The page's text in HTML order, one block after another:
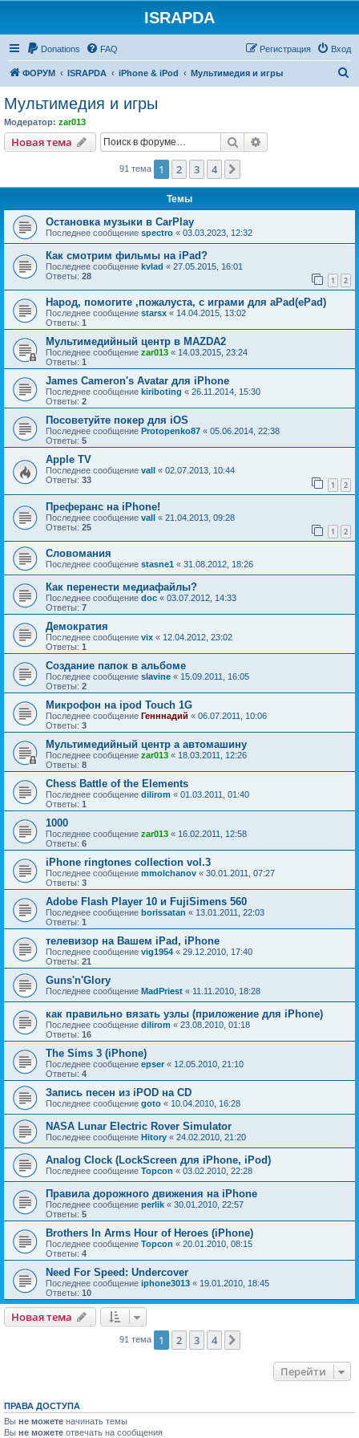
ISRAPDA
Donations FAQ Вход
Регистрация
ФОРУМ ISRAPDA iPhone & iPod Мультимедия и игры
Мультимедия и игры
Модератор: zar013
Новая тема
Новаятема Поиск
91 тема 1 2 3 4
Темы
Остановка музыки в CarPlay
Последнее сообщение spectro « 03.03.2023, 12:32
Как смотрим фильмы на iPad?
Последнее сообщение kvlad « 27.05.2015, 16:01
Ответы: 28 1 2
Народ, помогите ,пожалуста, с играми для aPad(ePad)
Последнее сообщение starsx « 14.04.2015, 13:02
Ответы: 1
Мультимедийный центр в MAZDA2
Последнее сообщение zar013 « 14.03.2015, 23:24
Ответы: 1
James Cameron's Avatar для iPhone
Последнее сообщение kiriboting « 26.11.2014, 15:30
Ответы: 2
Посоветуйте покер для iOS
Последнее сообщение Protopenko87 « 05.06.2014, 22:38
Ответы: 5
Apple TV
Последнее сообщение vall « 02.07.2013, 10:44
Ответы: 33 1 2
Преферанс на iPhone!
Последнее сообщение vall « 21.04.2013, 09:28
Ответы: 25 1 2
Словомания
Последнее сообщение stasne1 « 31.08.2012, 18:26
Как перенести медиафайлы?
Последнее сообщение doc « 03.07.2012, 14:33
Ответы: 7
Демократия
Последнее сообщение vix « 12.04.2012, 23:02
Ответы: 1
Создание папок в альбоме
Последнее сообщение slavine « 15.09.2011, 16:05
Ответы: 2
Микрофон на ipod Touch 1G
Последнее сообщение Генннадий « 06.07.2011, 10:06
Ответы: 3
Мультимедийный центр а автомашину
Последнее сообщение zar013 « 18.03.2011, 12:26
Ответы: 8
Chess Battle of the Elements
Последнее сообщение dilirom « 01.03.2011, 01:40
Ответы: 1
1000
Последнее сообщение zar013 « 16.02.2011, 12:58
Ответы: 6
iPhone ringtones collection vol.3
Последнее сообщение mmolchanov « 30.01.2011, 07:27
Ответы: 3
Adobe Flash Player 10 и FujiSimens 560
Последнее сообщение borissatan « 13.01.2011, 22:03
Ответы: 1
телевизор на Вашем iPad, iPhone
Последнее сообщение vig1954 « 29.12.2010, 17:40
Ответы: 21
Guns'n'Glory
Последнее сообщение MadPriest « 11.11.2010, 18:28
как правильно вязать узлы (приложение для iPhone)
Последнее сообщение dilirom « 23.08.2010, 01:18
Ответы: 16
The Sims 3 (iPhone)
Последнее сообщение epser « 12.05.2010, 21:10
Ответы: 4
Запись песен из iPOD на CD
Последнее сообщение goto « 10.04.2010, 16:28
NASA Lunar Electric Rover Simulator
Последнее сообщение Hitory « 24.02.2010, 21:20
Analog Clock (LockScreen для iPhone, iPod)
Последнее сообщение Topcon « 03.02.2010, 22:28
Правила дорожного движения на iPhone
Последнее сообщение perlik « 30.01.2010, 22:57
Ответы: 5
Brothers In Arms Hour of Heroes (iPhone)
Последнее сообщение Topcon « 20.01.2010, 08:15
Ответы: 4
Need For Speed: Undercover
Последнее сообщение iphone3013 « 19.01.2010, 18:45
Ответы: 10
Новая тема
Новаятема
91 тема 1 2 3 4
Перейти
ПРАВА ДОСТУПА
Вы не можете начинать темы
Вы не можете отвечать на сообщения